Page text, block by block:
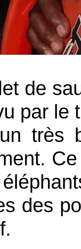
de
par le
très
des